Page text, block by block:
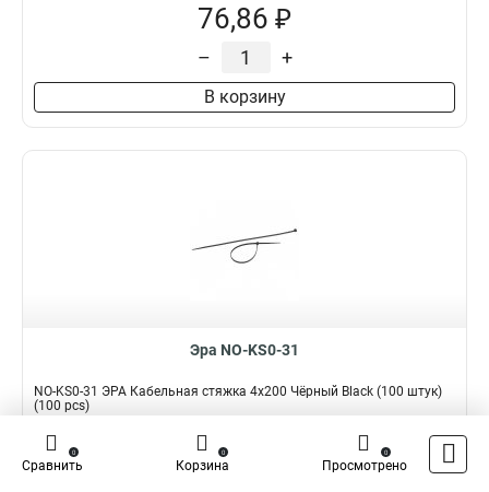
76,86 ₽
– +
В корзину
Эра NO-KS0-31
NO-KS0-31 ЭРА Кабельная стяжка 4x200 Чёрный Black (100 штук)
(100 pcs)
Подробнее Сравнить
Наличие:
Сравнить
0
Корзина
0
Просмотрено
0